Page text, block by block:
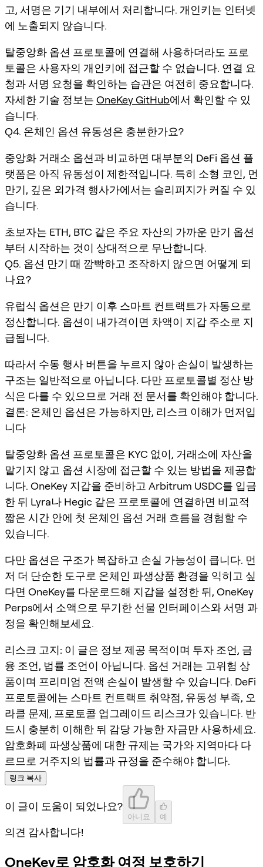
고, 서명은 기기 내부에서 처리합니다. 개인키는 인터넷
에 노출되지 않습니다.
탈중앙화 옵션 프로토콜에 연결해 사용하더라도 프로
토콜은 사용자의 개인키에 접근할 수 없습니다. 연결 요
청과 서명 요청을 확인하는 습관은 여전히 중요합니다.
자세한 기술 정보는 OneKey GitHub에서 확인할 수 있
습니다.
Q4. 온체인 옵션 유동성은 충분한가요?
중앙화 거래소 옵션과 비교하면 대부분의 DeFi 옵션 플
랫폼은 아직 유동성이 제한적입니다. 특히 소형 코인, 먼
만기, 깊은 외가격 행사가에서는 슬리피지가 커질 수 있
습니다.
초보자는 ETH, BTC 같은 주요 자산의 가까운 만기 옵션
부터 시작하는 것이 상대적으로 무난합니다.
Q5. 옵션 만기 때 깜빡하고 조작하지 않으면 어떻게 되
나요?
유럽식 옵션은 만기 이후 스마트 컨트랙트가 자동으로
정산합니다. 옵션이 내가격이면 차액이 지갑 주소로 지
급됩니다.
따라서 수동 행사 버튼을 누르지 않아 손실이 발생하는
구조는 일반적으로 아닙니다. 다만 프로토콜별 정산 방
식은 다를 수 있으므로 거래 전 문서를 확인해야 합니다.
결론: 온체인 옵션은 가능하지만, 리스크 이해가 먼저입
니다
탈중앙화 옵션 프로토콜은 KYC 없이, 거래소에 자산을
맡기지 않고 옵션 시장에 접근할 수 있는 방법을 제공합
니다. OneKey 지갑을 준비하고 Arbitrum USDC를 입금
한 뒤 Lyra나 Hegic 같은 프로토콜에 연결하면 비교적
짧은 시간 안에 첫 온체인 옵션 거래 흐름을 경험할 수
있습니다.
다만 옵션은 구조가 복잡하고 손실 가능성이 큽니다. 먼
저 더 단순한 도구로 온체인 파생상품 환경을 익히고 싶
다면 OneKey를 다운로드해 지갑을 설정한 뒤, OneKey
Perps에서 소액으로 무기한 선물 인터페이스와 서명 과
정을 확인해보세요.
리스크 고지: 이 글은 정보 제공 목적이며 투자 조언, 금
융 조언, 법률 조언이 아닙니다. 옵션 거래는 고위험 상
품이며 프리미엄 전액 손실이 발생할 수 있습니다. DeFi
프로토콜에는 스마트 컨트랙트 취약점, 유동성 부족, 오
라클 문제, 프로토콜 업그레이드 리스크가 있습니다. 반
드시 충분히 이해한 뒤 감당 가능한 자금만 사용하세요.
암호화폐 파생상품에 대한 규제는 국가와 지역마다 다
르므로 거주지의 법률과 규정을 준수해야 합니다.
링크 복사
이 글이 도움이 되었나요?
아니요 예
의견 감사합니다!
OneKey로 암호화 여정 보호하기